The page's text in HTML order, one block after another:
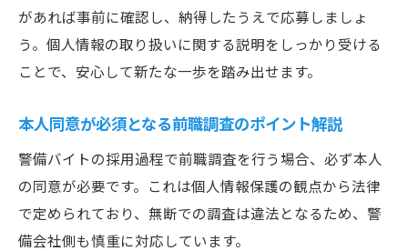
があれば事前に確認し、納得したうえで応募しましょ
う。個人情報の取り扱いに関する説明をしっかり受ける
ことで、安心して新たな一歩を踏み出せます。
本人同意が必須となる前職調査のポイント解説
警備バイトの採用過程で前職調査を行う場合、必ず本人
の同意が必要です。これは個人情報保護の観点から法律
で定められており、無断での調査は違法となるため、警
備会社側も慎重に対応しています。